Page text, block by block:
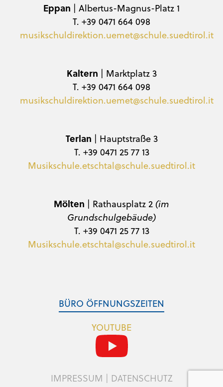
Eppan | Albertus-Magnus-Platz 1
T. +39 0471 664 098
musikschuldirektion.uemet@schule.suedtirol.it
Kaltern | Marktplatz 3
T. +39 0471 664 098
musikschuldirektion.uemet@schule.suedtirol.it
Terlan | Hauptstraße 3
T. +39 0471 25 77 13
Musikschule.etschtal@schule.suedtirol.it
Mölten | Rathausplatz 2 (im
Grundschulgebäude)
T. +39 0471 25 77 13
Musikschule.etschtal@schule.suedtirol.it
BÜRO ÖFFNUNGSZEITEN
YOUTUBE
IMPRESSUM | DATENSCHUTZ